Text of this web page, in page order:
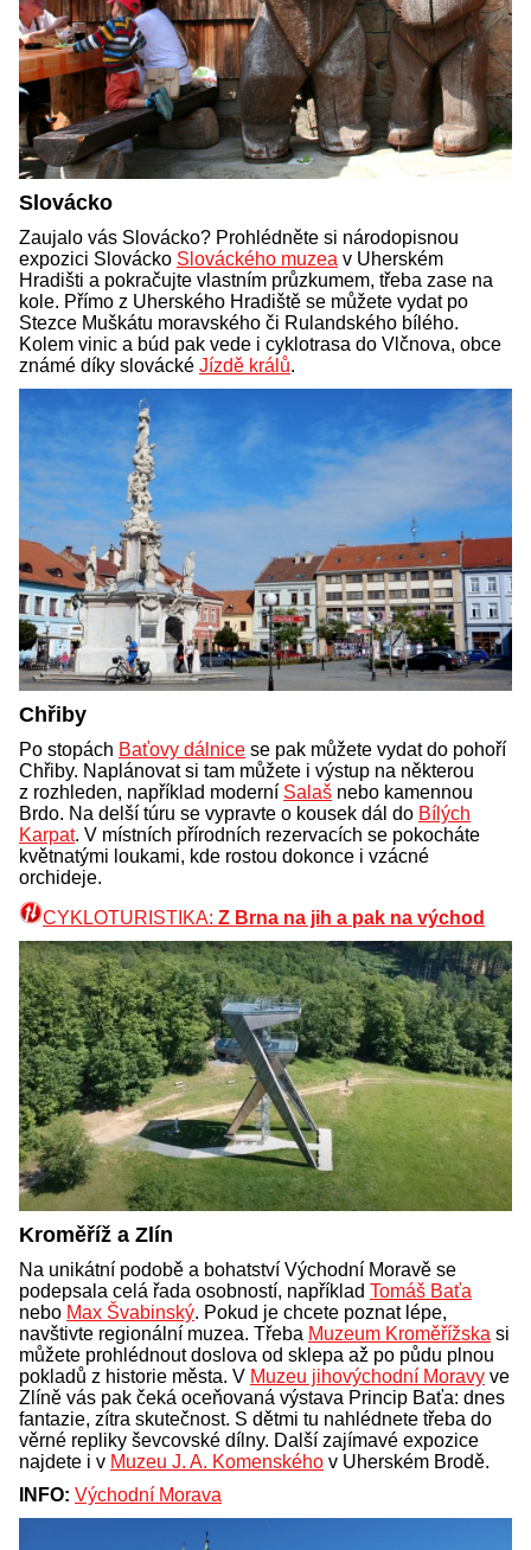
Slovácko
Zaujalo vás Slovácko? Prohlédněte si národopisnou
expozici Slovácko Slováckého muzea v Uherském
Hradišti a pokračujte vlastním průzkumem, třeba zase na
kole. Přímo z Uherského Hradiště se můžete vydat po
Stezce Muškátu moravského či Rulandského bílého.
Kolem vinic a búd pak vede i cyklotrasa do Vlčnova, obce
známé díky slovácké Jízdě králů.
Chřiby
Po stopách Baťovy dálnice se pak můžete vydat do pohoří
Chřiby. Naplánovat si tam můžete i výstup na některou
z rozhleden, například moderní Salaš nebo kamennou
Brdo. Na delší túru se vypravte o kousek dál do Bílých
Karpat. V místních přírodních rezervacích se pokocháte
květnatými loukami, kde rostou dokonce i vzácné
orchideje.
CYKLOTURISTIKA: Z Brna na jih a pak na východ
Kroměříž a Zlín
Na unikátní podobě a bohatství Východní Moravě se
podepsala celá řada osobností, například Tomáš Baťa
nebo Max Švabinský. Pokud je chcete poznat lépe,
navštivte regionální muzea. Třeba Muzeum Kroměřížska si
můžete prohlédnout doslova od sklepa až po půdu plnou
pokladů z historie města. V Muzeu jihovýchodní Moravy ve
Zlíně vás pak čeká oceňovaná výstava Princip Baťa: dnes
fantazie, zítra skutečnost. S dětmi tu nahlédnete třeba do
věrné repliky ševcovské dílny. Další zajímavé expozice
najdete i v Muzeu J. A. Komenského v Uherském Brodě.
INFO: Východní Morava